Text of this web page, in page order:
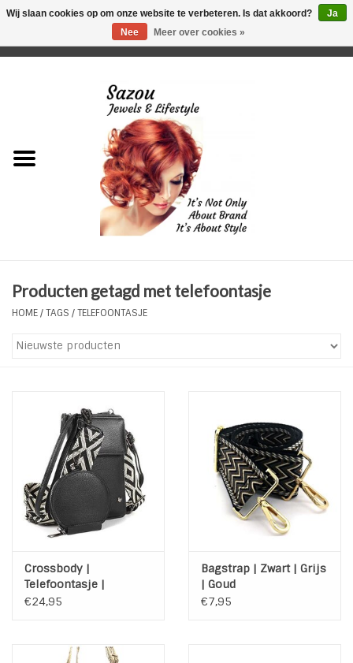
Just for Him
Plus Size Sieraden
Enkelbandjes
Haaraccesoires
Zonnebrillen
Fashion
ON THE BEACH
Charmin*s
Ohlala Jewels
Producten getagd met telefoontasje
HOME/TAGS /TELEFOONTASJE
Crossbody |
Telefoontasje |
Portemonnee | Gouda |
€24,95
Bagstrap | Zwart | Grijs
| Goud
€7,95
Wij slaan cookies op om onze website te verbeteren. Is dat akkoord?
Ja
Nee
Meer over cookies »